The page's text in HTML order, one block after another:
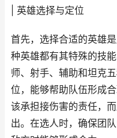
| 英雄选择与定位
首先，选择合适的英雄
种英雄都有其特殊的技
师、射手、辅助和坦克
位，能够帮助队伍形成
该承担接伤害的责任，
出。在选人时，确保团